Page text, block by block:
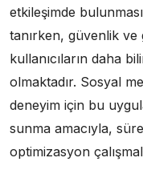
etkileşimde
tanırken, güvenlik ve
kullanıcıların daha
olmaktadır. Sosyal
deneyim için bu
sunma amacıyla,
optimizasyon